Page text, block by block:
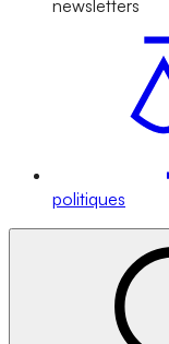
newsletters
politiques